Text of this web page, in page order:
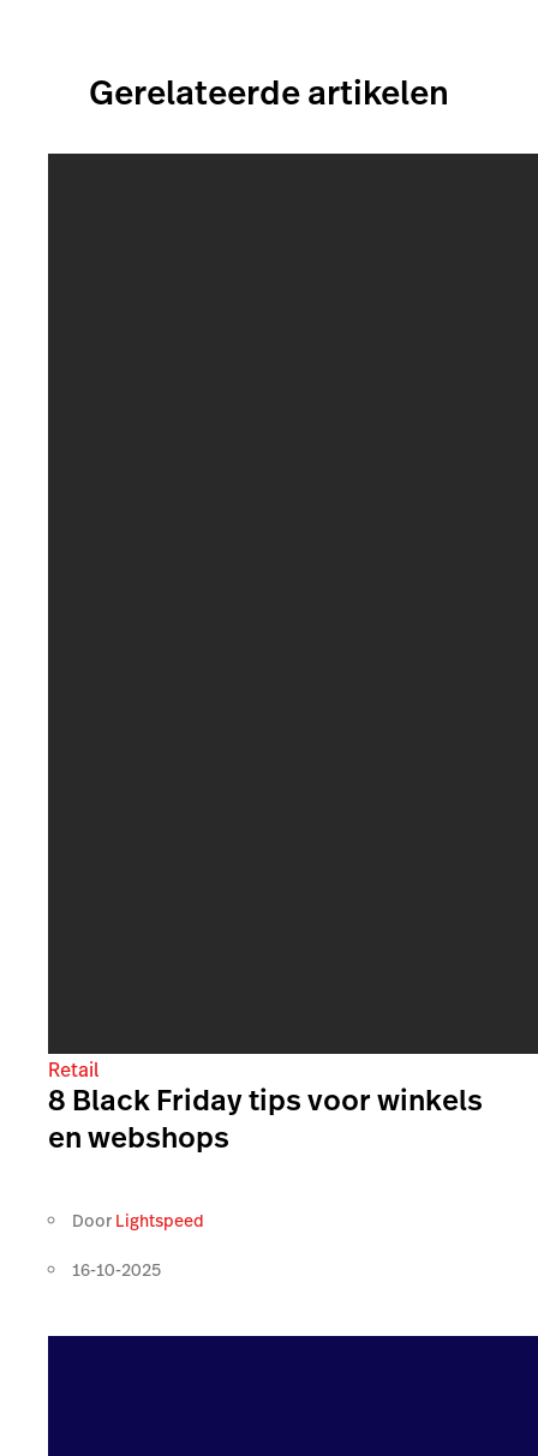
Gerelateerde artikelen
Retail
8 Black Friday tips voor winkels
en webshops
Door Lightspeed
16-10-2025